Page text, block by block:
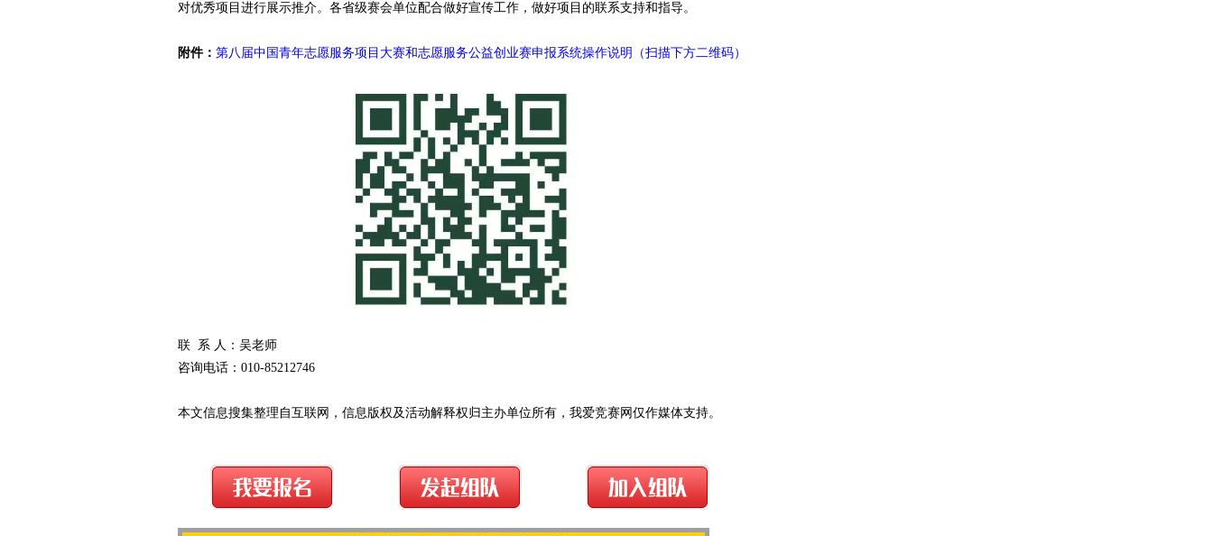
对优秀项目进行展示推介。各省级赛会单位配合做好宣传工作，做好项目的联系支持和指导。
附件： 第八届中国青年志愿服务项目大赛和志愿服务公益创业赛申报系统操作说明（扫描下方二维码）
联 系 人：吴老师
咨询电话：010-85212746
本文信息搜集整理自互联网，信息版权及活动解释权归主办单位所有，我爱竞赛网仅作媒体支持。